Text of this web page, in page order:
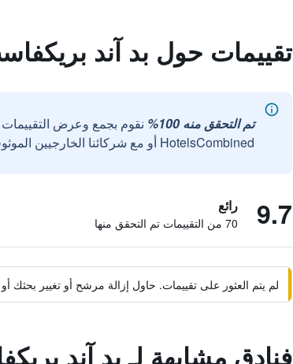
تقييمات حول بد آند
تم التحقق منه 100%
نقوم بجمع وعرض
HotelsCombined أو مع شركائنا الخارجيين الموثوقين.
9.7 رائع
70 من التقييمات تم التحقق منها
لم يتم العثور على تقييمات. حاول إزالة مرشح أو تغيير
فنادق مشابهة لـ بد آند